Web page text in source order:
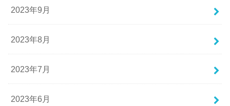
2023年9月
2023年8月
2023年7月
2023年6月